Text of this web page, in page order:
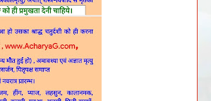
कारोबार में रुकावट, शिक्षा, संतान